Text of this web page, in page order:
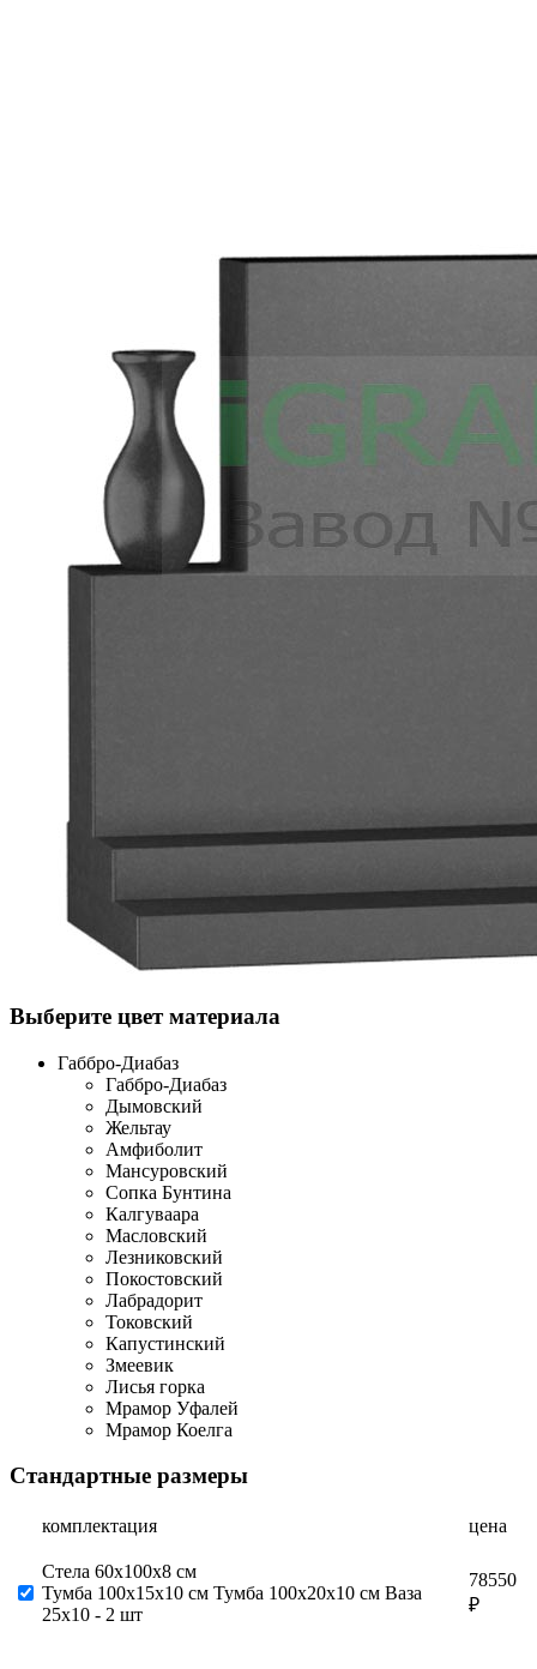
Выберите цвет материала
Габбро-Диабаз
Габбро-Диабаз
Дымовский
Жельтау
Амфиболит
Мансуровский
Сопка Бунтина
Калгуваара
Масловский
Лезниковский
Покостовский
Лабрадорит
Токовский
Капустинский
Змеевик
Лисья горка
Мрамор Уфалей
Мрамор Коелга
Стандартные размеры
комплектация цена
Стела 60х100х8 см
Тумба 100х15х10 см Тумба 100х20х10 см Ваза
25х10 - 2 шт
78550
₽